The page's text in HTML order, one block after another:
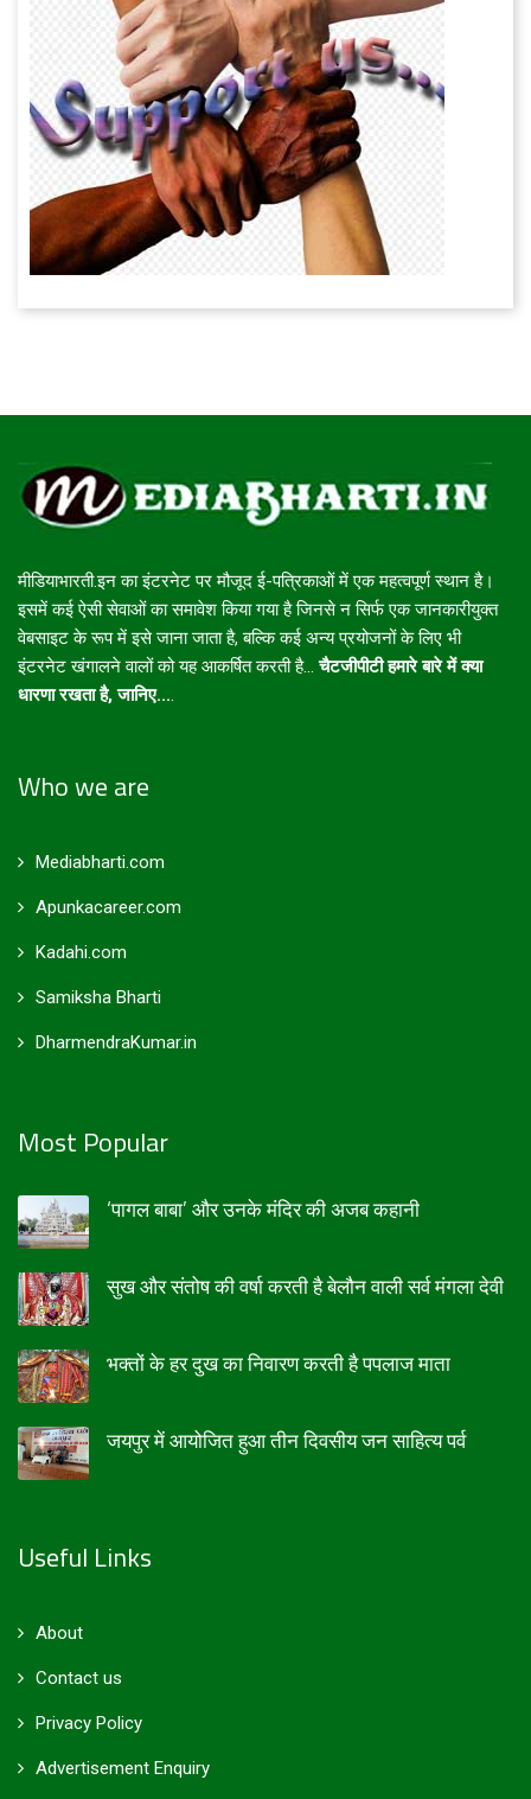
मीडियाभारती.इन का इंटरनेट पर मौजूद ई-पत्रिकाओं में एक महत्वपूर्ण स्थान है।
इसमें कई ऐसी सेवाओं का समावेश किया गया है जिनसे न सिर्फ एक जानकारीयुक्त
वेबसाइट के रूप में इसे जाना जाता है, बल्कि कई अन्य प्रयोजनों के लिए भी
इंटरनेट खंगालने वालों को यह आकर्षित करती है... चैटजीपीटी हमारे बारे में क्या
धारणा रखता है, जानिए....
Who we are
Mediabharti.com
Apunkacareer.com
Kadahi.com
Samiksha Bharti
DharmendraKumar.in
Most Popular
‘पागल बाबा’ और उनके मंदिर की अजब कहानी
सुख और संतोष की वर्षा करती है बेलौन वाली सर्व मंगला देवी
भक्तों के हर दुख का निवारण करती है पपलाज माता
जयपुर में आयोजित हुआ तीन दिवसीय जन साहित्य पर्व
Useful Links
About
Contact us
Privacy Policy
Advertisement Enquiry